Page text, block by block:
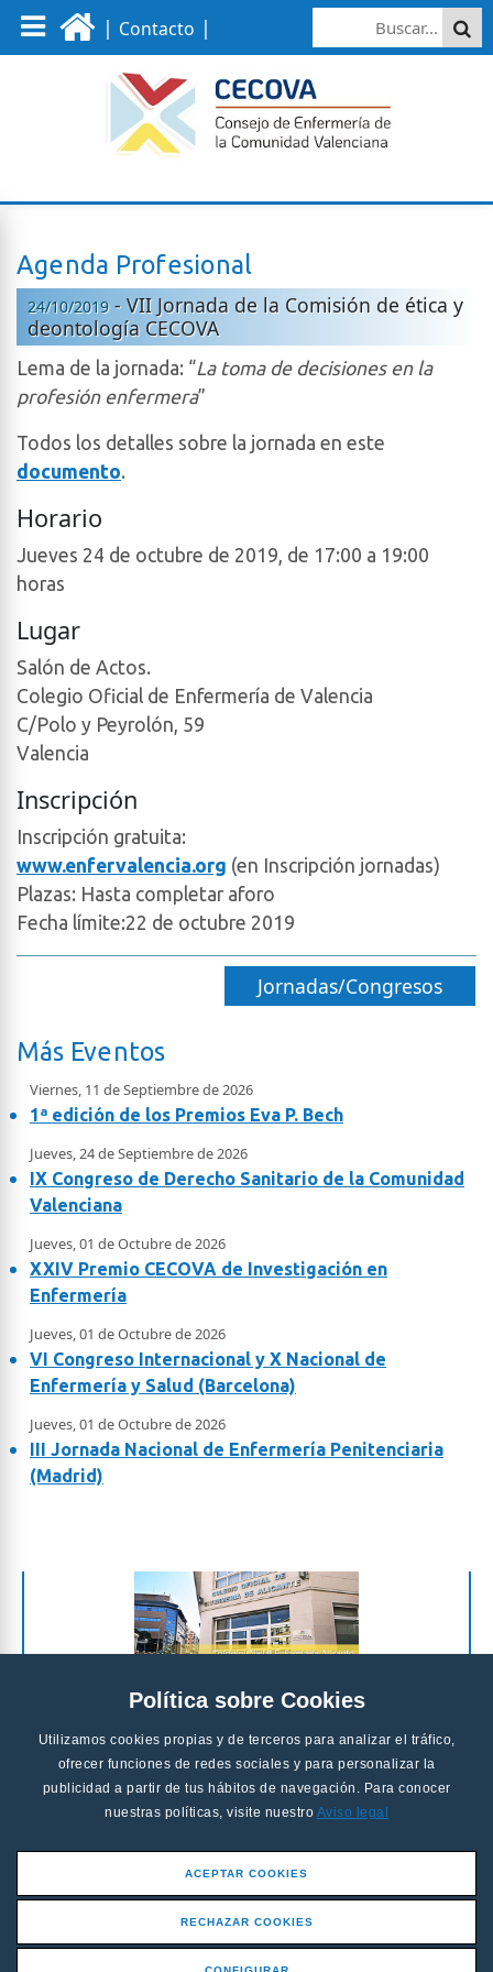
Política sobre Cookies
Utilizamos cookies propias y de terceros para analizar el tráfico,
ofrecer funciones de redes sociales y para personalizar la
publicidad a partir de tus hábitos de navegación. Para conocer
nuestras políticas, visite nuestro Aviso legal
ACEPTAR COOKIES
RECHAZAR COOKIES
| Contacto |
Agenda Profesional
24/10/2019- VII Jornada de la Comisión de ética y
deontología CECOVA
Lema de la jornada: “La toma de decisiones en la
profesión enfermera”
Todos los detalles sobre la jornada en este
documento.
Horario
Jueves 24 de octubre de 2019, de 17:00 a 19:00
horas
Lugar
Salón de Actos.
Colegio Oficial de Enfermería de Valencia
C/Polo y Peyrolón, 59
Valencia
Inscripción
Inscripción gratuita:
www.enfervalencia.org (en Inscripción jornadas)
Plazas: Hasta completar aforo
Fecha límite:22 de octubre 2019
Jornadas/Congresos
Más Eventos
Viernes, 11 de Septiembre de 2026
1ª edición de los Premios Eva P. Bech
Jueves, 24 de Septiembre de 2026
IX Congreso de Derecho Sanitario de la Comunidad
Valenciana
Jueves, 01 de Octubre de 2026
XXIV Premio CECOVA de Investigación en
Enfermería
Jueves, 01 de Octubre de 2026
VI Congreso Internacional y X Nacional de
Enfermería y Salud (Barcelona)
Jueves, 01 de Octubre de 2026
III Jornada Nacional de Enfermería Penitenciaria
(Madrid)